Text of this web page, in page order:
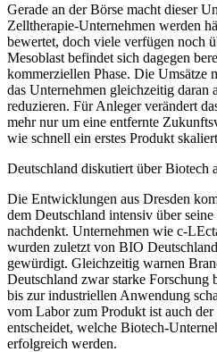
Gerade an der Börse macht dieser
Zelltherapie-Unternehmen werden
bewertet, doch viele verfügen noch
Mesoblast befindet sich dagegen
kommerziellen Phase. Die Umsätze
das Unternehmen gleichzeitig daran
reduzieren. Für Anleger verändert
mehr nur um eine entfernte
wie schnell ein erstes Produkt
Deutschland diskutiert über Biotech
Die Entwicklungen aus Dresden
dem Deutschland intensiv über
nachdenkt. Unternehmen wie c-
wurden zuletzt von BIO
gewürdigt. Gleichzeitig warnen
Deutschland zwar starke Forschung
bis zur industriellen Anwendung
vom Labor zum Produkt ist auch der
entscheidet, welche Biotech-
erfolgreich werden.